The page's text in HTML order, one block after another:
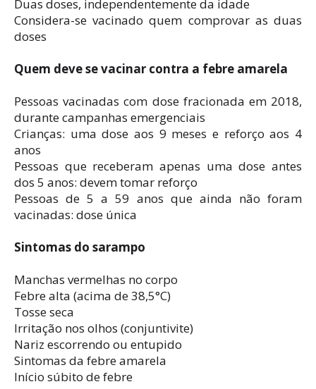
Duas doses, independentemente da idade
Considera-se vacinado quem comprovar as duas
doses
Quem deve se vacinar contra a febre amarela
Pessoas vacinadas com dose fracionada em 2018,
durante campanhas emergenciais
Crianças: uma dose aos 9 meses e reforço aos 4
anos
Pessoas que receberam apenas uma dose antes
dos 5 anos: devem tomar reforço
Pessoas de 5 a 59 anos que ainda não foram
vacinadas: dose única
Sintomas do sarampo
Manchas vermelhas no corpo
Febre alta (acima de 38,5°C)
Tosse seca
Irritação nos olhos (conjuntivite)
Nariz escorrendo ou entupido
Sintomas da febre amarela
Início súbito de febre